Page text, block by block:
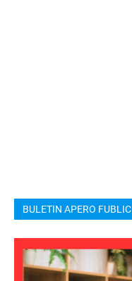
BULETIN APERO FUBLIC